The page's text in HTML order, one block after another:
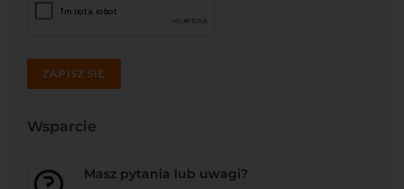
ZAPISZ SIĘ
Wsparcie
Masz pytania lub uwagi?